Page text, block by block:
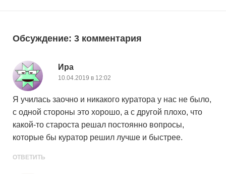
Обсуждение: 3 комментария
Ира
10.04.2019 в 12:02
Я училась заочно и никакого куратора у нас не было,
с одной стороны это хорошо, а с другой плохо, что
какой-то староста решал постоянно вопросы,
которые бы куратор решил лучше и быстрее.
ОТВЕТИТЬ